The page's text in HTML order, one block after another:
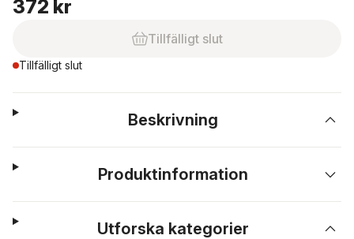
372 kr
Tillfälligt slut
Tillfälligt slut
Beskrivning
Produktinformation
Utforska kategorier